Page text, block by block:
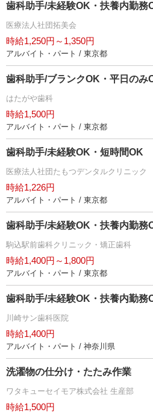
歯科助手/未経験OK・扶養内勤務
医療法人社団拓美会
時給1,250円～1,350円
アルバイト・パート / 東京都
歯科助手/ブランクOK・平日のみ
はたがや歯科
時給1,500円
アルバイト・パート / 東京都
歯科助手/未経験OK・短時間OK
医療法人社団たもつデンタルクリニック
時給1,226円
アルバイト・パート / 東京都
歯科助手/未経験OK・扶養内勤務
駒込駅前歯科クリニック・矯正歯科
時給1,400円～1,800円
アルバイト・パート / 東京都
歯科助手/未経験OK・扶養内勤務
川崎サン歯科医院
時給1,400円
アルバイト・パート / 神奈川県
洗濯物の仕分け・たたみ作業
ワタキューセイモア株式会社 生産部
時給1,500円